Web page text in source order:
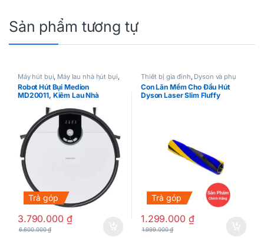
Sản phẩm tương tự
Máy hút bụi, Máy lau nhà hút bụi,
Robot hút bụi lau nhà Thiết bị gia
đình
Robot Hút Bụi Medion
MD20011, Kiêm Lau Nhà
Trả góp
3.790.000 ₫
6.600.000₫
Thiết bị gia đình, Dyson và phụ
kiện
Con Lăn Mềm Cho Đầu Hút
Dyson Laser Slim Fluffy
Trả góp
1.299.000 ₫
1.999.000₫